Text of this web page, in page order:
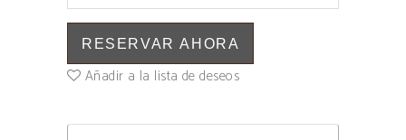
RESERVAR AHORA
Añadir a la lista de deseos